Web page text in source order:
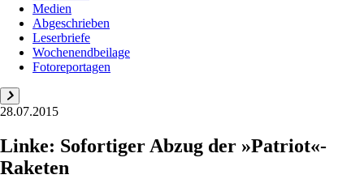
Medien
Abgeschrieben
Leserbriefe
Wochenendbeilage
Fotoreportagen
28.07.2015
Linke: Sofortiger Abzug der »Patriot«-
Raketen